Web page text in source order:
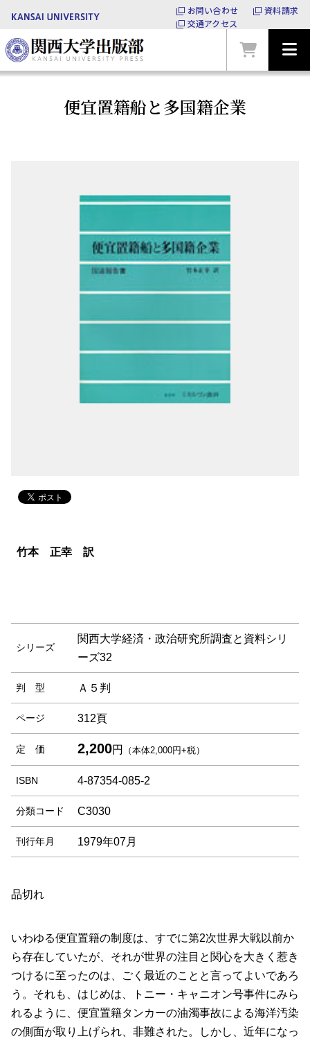
お問い合わせ
資料請求
交通アクセス
便宜置籍船と多国籍企業
竹本 正幸 訳
シリーズ
関西大学経済・政治研究所調査と資料シリ
ーズ32
判 型 Ａ５判
ページ 312頁
定 価 2,200円 （本体2,000円+税）
ISBN 4-87354-085-2
分類コード C3030
刊行年月 1979年07月
品切れ
いわゆる便宜置籍の制度は、すでに第2次世界大戦以前か
ら存在していたが、それが世界の注目と関心を大きく惹き
つけるに至ったのは、ごく最近のことと言ってよいであろ
う。それも、はじめは、トニー・キャニオン号事件にみら
れるように、便宜置籍タンカーの油濁事故による海洋汚染
の側面が取り上げられ、非難された。しかし、近年になっ